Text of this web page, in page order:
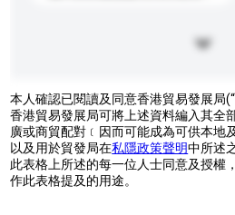
本人確認已閱讀及同意香港貿易發展局
香港貿易發展局可將上述資料編入其全
廣或商貿配對﹝因而可能成為可供本地
以及用於貿發局在私隱政策聲明中所述
此表格上所述的每一位人士同意及授權
作此表格提及的用途。